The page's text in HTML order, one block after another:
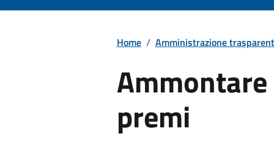
Home / Amministrazione
premi